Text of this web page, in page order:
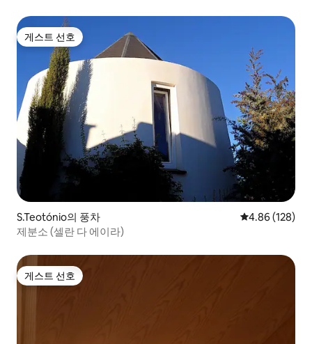
게스트 선호
게스트 선호
S.Teotónio의 풍차 평점 4.86점(5
4.86 (128)
제분소 (셀란 다 에이라)
게스트 선호
게스트 선호